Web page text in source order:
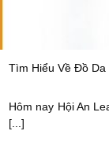
Tìm Hiểu Về Đồ Da
Hôm nay Hội An
[...]